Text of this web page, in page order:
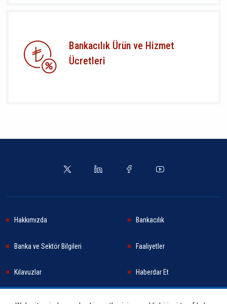
Bankacılık Ürün ve Hizmet
Ücretleri
Hakkımızda Bankacılık
Banka ve Sektör Bilgileri Faaliyetler
Kılavuzlar Haberdar Et